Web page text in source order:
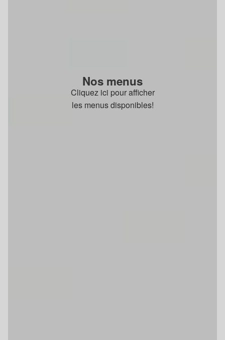
Nos menus
Cliquez ici pour afficher
les menus disponibles!